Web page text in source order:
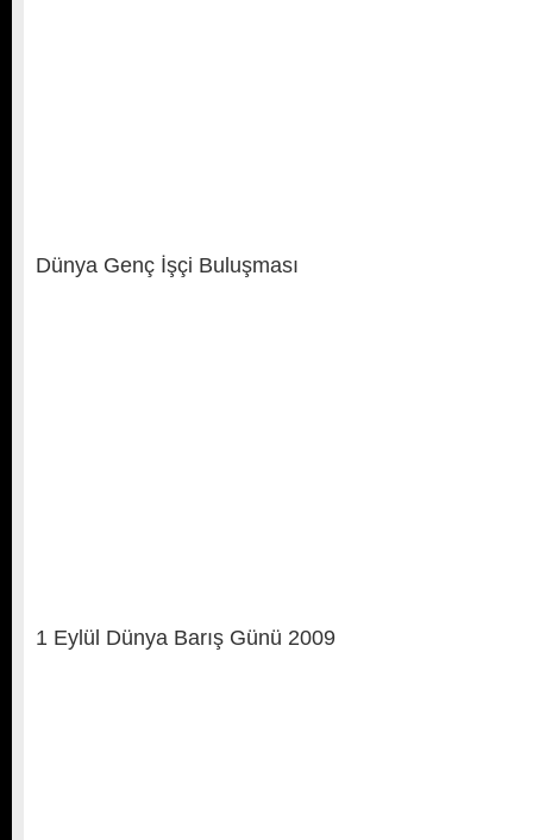
Dünya Genç İşçi Buluşması
1 Eylül Dünya Barış Günü 2009